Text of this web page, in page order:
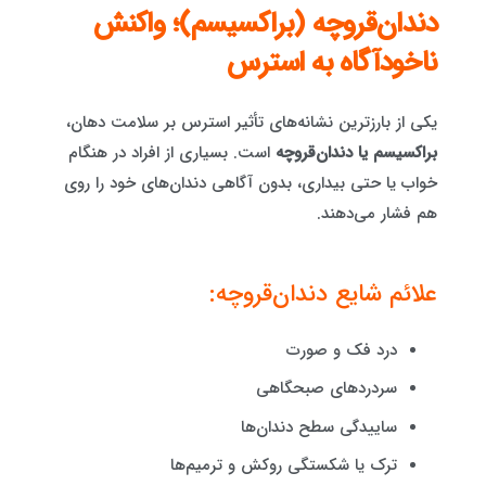
دندان‌قروچه (براکسیسم)؛ واکنش
ناخودآگاه به استرس
یکی از بارزترین نشانه‌های تأثیر استرس بر سلامت دهان،
براکسیسم یا دندان‌قروچه است. بسیاری از افراد در هنگام
خواب یا حتی بیداری، بدون آگاهی دندان‌های خود را روی
هم فشار می‌دهند.
علائم شایع دندان‌قروچه:
درد فک و صورت
سردردهای صبحگاهی
ساییدگی سطح دندان‌ها
ترک یا شکستگی روکش و ترمیم‌ها